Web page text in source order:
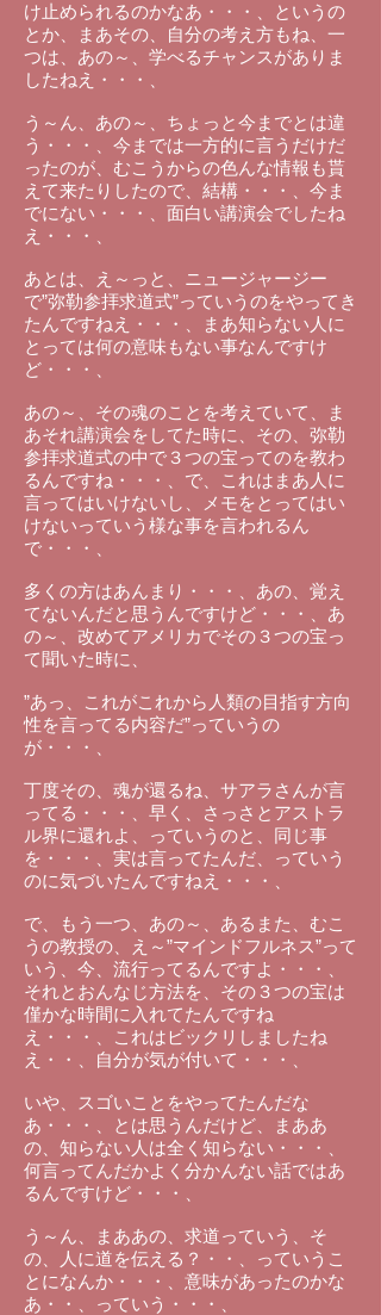
け止められるのかなあ・・・、というの
とか、まあその、自分の考え方もね、一
つは、あの～、学べるチャンスがありま
したねえ・・・、
う～ん、あの～、ちょっと今までとは違
う・・・、今までは一方的に言うだけだ
ったのが、むこうからの色んな情報も貰
えて来たりしたので、結構・・・、今ま
でにない・・・、面白い講演会でしたね
え・・・、
あとは、え～っと、ニュージャージー
で”弥勒参拝求道式”っていうのをやってき
たんですねえ・・・、まあ知らない人に
とっては何の意味もない事なんですけ
ど・・・、
あの～、その魂のことを考えていて、ま
あそれ講演会をしてた時に、その、弥勒
参拝求道式の中で３つの宝ってのを教わ
るんですね・・・、で、これはまあ人に
言ってはいけないし、メモをとってはい
けないっていう様な事を言われるん
で・・・、
多くの方はあんまり・・・、あの、覚え
てないんだと思うんですけど・・・、あ
の～、改めてアメリカでその３つの宝っ
て聞いた時に、
”あっ、これがこれから人類の目指す方向
性を言ってる内容だ”っていうの
が・・・、
丁度その、魂が還るね、サアラさんが言
ってる・・・、早く、さっさとアストラ
ル界に還れよ、っていうのと、同じ事
を・・・、実は言ってたんだ、っていう
のに気づいたんですねえ・・・、
で、もう一つ、あの～、あるまた、むこ
うの教授の、え～”マインドフルネス”って
いう、今、流行ってるんですよ・・・、
それとおんなじ方法を、その３つの宝は
僅かな時間に入れてたんですね
え・・・、これはビックリしましたね
え・・、自分が気が付いて・・・、
いや、スゴいことをやってたんだな
あ・・・、とは思うんだけど、まああ
の、知らない人は全く知らない・・・、
何言ってんだかよく分かんない話ではあ
るんですけど・・・、
う～ん、まああの、求道っていう、そ
の、人に道を伝える？・・、っていうこ
とになんか・・・、意味があったのかな
あ・・、っていう・・・、